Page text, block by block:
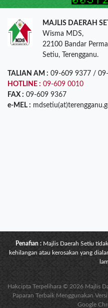
MAJLIS DAERAH
Wisma MDS,
22100 Bandar
Setiu, Terengganu.
TALIAN AM : 09-609 9377 /
HOTLINE : 09-609 0010
FAX : 09-609 9367
e-MEL :
Penafian : Majlis Daerah Setiu
kehilangan atau kerosakan yang
Hakcipta Terpelihara © 2026 Majlis
Paparan Terbaik Menggunakan
Google